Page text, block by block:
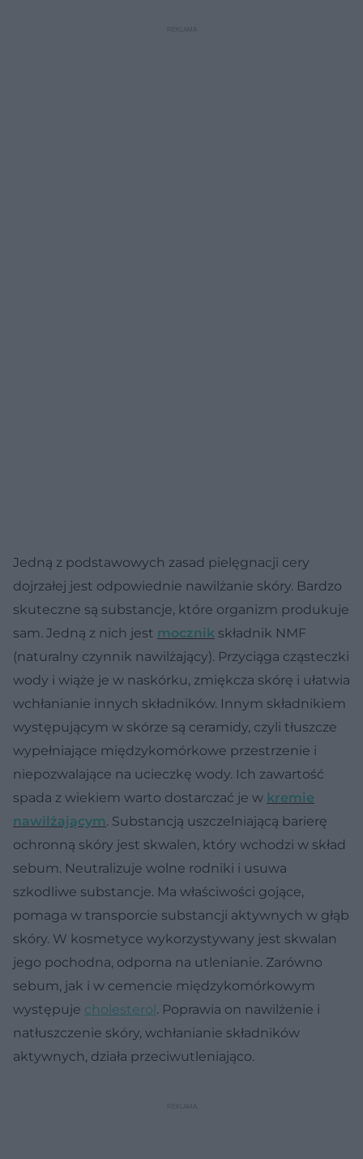
Jedną z podstawowych zasad pielęgnacji cery
dojrzałej jest odpowiednie nawilżanie skóry. Bardzo
skuteczne są substancje, które organizm produkuje
sam. Jedną z nich jest mocznik składnik NMF
(naturalny czynnik nawilżający). Przyciąga cząsteczki
wody i wiąże je w naskórku, zmiękcza skórę i ułatwia
wchłanianie innych składników. Innym składnikiem
występującym w skórze są ceramidy, czyli tłuszcze
wypełniające międzykomórkowe przestrzenie i
niepozwalające na ucieczkę wody. Ich zawartość
spada z wiekiem warto dostarczać je w kremie
nawilżającym. Substancją uszczelniającą barierę
ochronną skóry jest skwalen, który wchodzi w skład
sebum. Neutralizuje wolne rodniki i usuwa
szkodliwe substancje. Ma właściwości gojące,
pomaga w transporcie substancji aktywnych w głąb
skóry. W kosmetyce wykorzystywany jest skwalan
jego pochodna, odporna na utlenianie. Zarówno
sebum, jak i w cemencie międzykomórkowym
występuje cholesterol. Poprawia on nawilżenie i
natłuszczenie skóry, wchłanianie składników
aktywnych, działa przeciwutleniająco.